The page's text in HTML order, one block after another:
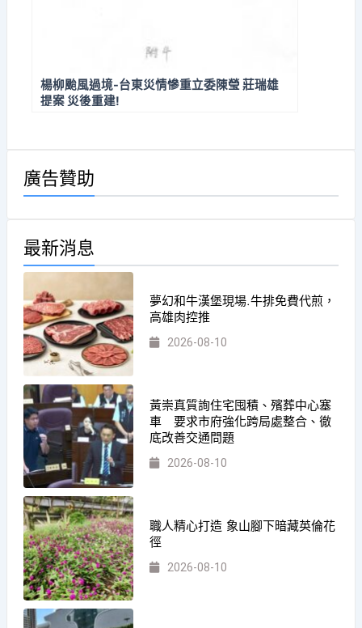
楊柳颱風過境-台東災情慘重立委陳瑩 莊瑞雄
提案 災後重建!
廣告贊助
最新消息
夢幻和牛漢堡現場.牛排免費代煎，
高雄肉控推
2026-08-10
黃崇真質詢住宅囤積、殯葬中心塞
車 要求市府強化跨局處整合、徹
底改善交通問題
2026-08-10
職人精心打造 象山腳下暗藏英倫花
徑
2026-08-10